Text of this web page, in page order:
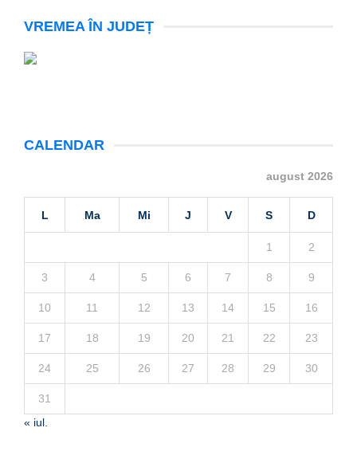
VREMEA ÎN JUDEȚ
CALENDAR
august 2026
L Ma Mi J V S D
1 2
3 4 5 6 7 8 9
10 11 12 13 14 15 16
17 18 19 20 21 22 23
24 25 26 27 28 29 30
31
« iul.